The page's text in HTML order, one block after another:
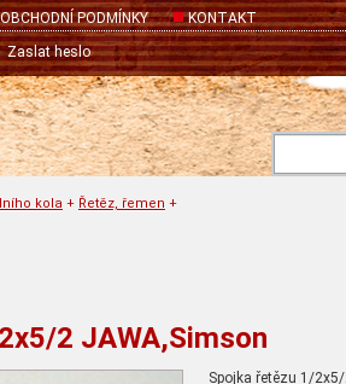
OBCHODNÍ PODMÍNKY
KONTAKT
Zaslat heslo
kola + Řetěz, řemen +
2 JAWA,Simson
Spojka řetězu 1/